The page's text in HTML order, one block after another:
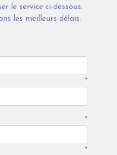
le service ci-dessous.
les meilleurs délais.
*
*
*